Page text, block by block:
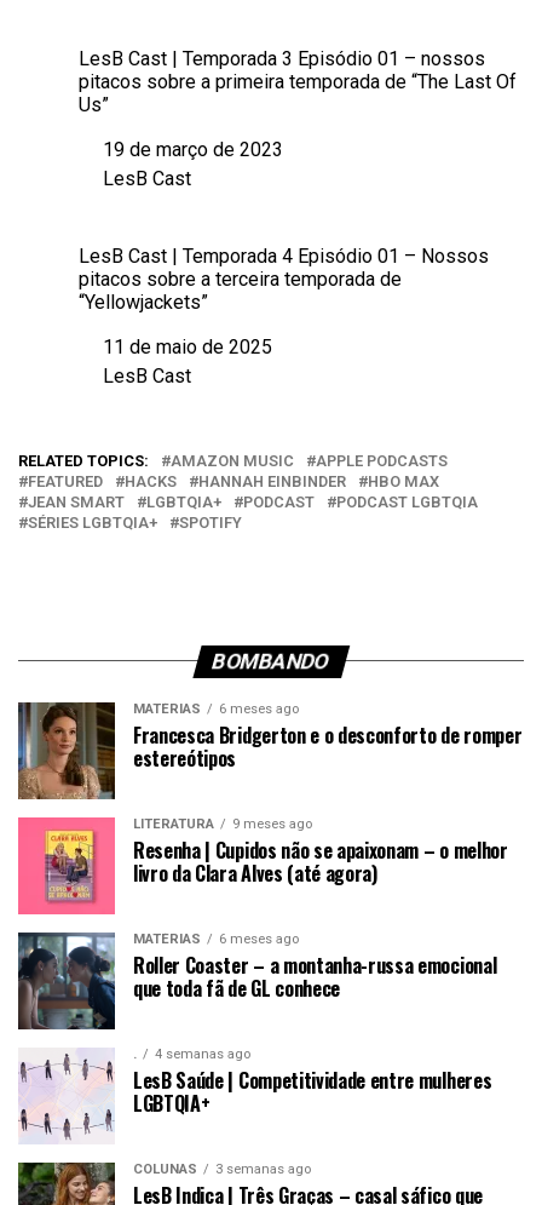
LesB Cast | Temporada 3 Episódio 01 – nossos
pitacos sobre a primeira temporada de “The Last Of
Us”
Data19 de março de 2023
Em relação a
LesB Cast
LesB Cast | Temporada 4 Episódio 01 – Nossos
pitacos sobre a terceira temporada de
“Yellowjackets”
Data11 de maio de 2025
Em relação a
LesB Cast
RELATED TOPICS: AMAZON MUSIC
APPLE PODCASTS
FEATURED
HACKS HANNAH EINBINDER
HBO MAX
JEAN SMART
LGBTQIA+ PODCAST
PODCAST LGBTQIA
SÉRIES LGBTQIA+
SPOTIFY
BOMBANDO
MATÉRIAS 6 meses ago
Francesca Bridgerton e o desconforto de romper
estereótipos
LITERATURA 9 meses ago
Resenha | Cupidos não se apaixonam – o melhor
livro da Clara Alves (até agora)
MATÉRIAS 6 meses ago
Roller Coaster – a montanha-russa emocional
que toda fã de GL conhece
. 4 semanas ago
LesB Saúde | Competitividade entre mulheres
LGBTQIA+
COLUNAS 3 semanas ago
LesB Indica | Três Graças – casal sáfico que